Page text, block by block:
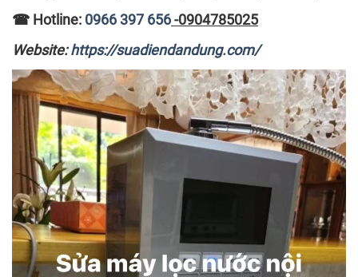
☎ Hotline: 0966 397 656-0904785025
Website:https://suadiendandung.com/